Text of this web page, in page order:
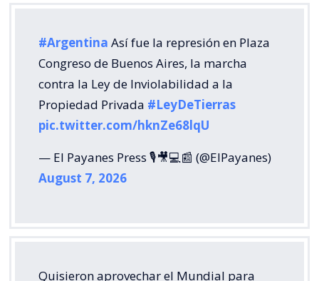
#Argentina Así fue la represión en Plaza
Congreso de Buenos Aires, la marcha
contra la Ley de Inviolabilidad a la
Propiedad Privada #LeyDeTierras
pic.twitter.com/hknZe68lqU
— El Payanes Press 🎙️🎥💻📰 (@ElPayanes)
August 7, 2026
Quisieron aprovechar el Mundial para